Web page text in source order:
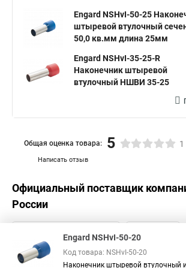
Engard NSHvI-50-25
штыревой втулочный
50,0 кв.мм длина 25мм
Engard NSHvI-35-25-R
Наконечник штыревой
втулочный НШВИ 35-25
Написать отзыв
Общая оценка товара: 5 1
Официальный поставщик
России
Engard NSHvI-50-20
Код товара: NSHvI-50-20
Наконечник штыревой втулочный